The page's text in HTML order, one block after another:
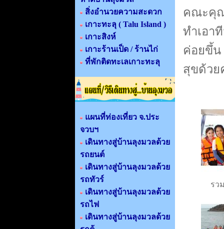
สิ่งอำนวยความสะดวก
เกาะทะลุ ( Talu Island )
เกาะสิงห์
เกาะร้านเป็ด / ร้านไก่
ที่พักติดทะเลเกาะทะลุ
แผนที่ท่องเที่ยว จ.ประ
จวบฯ
เดินทางสู่บ้านลุงมวลด้วย
รถยนต์
เดินทางสู่บ้านลุงมวลด้วย
รถทัวร์
เดินทางสู่บ้านลุงมวลด้วย
รถไฟ
เดินทางสู่บ้านลุงมวลด้วย
คณะคุ
ทำเอา
ค่อยขึ้น
สุขด้วย
รว